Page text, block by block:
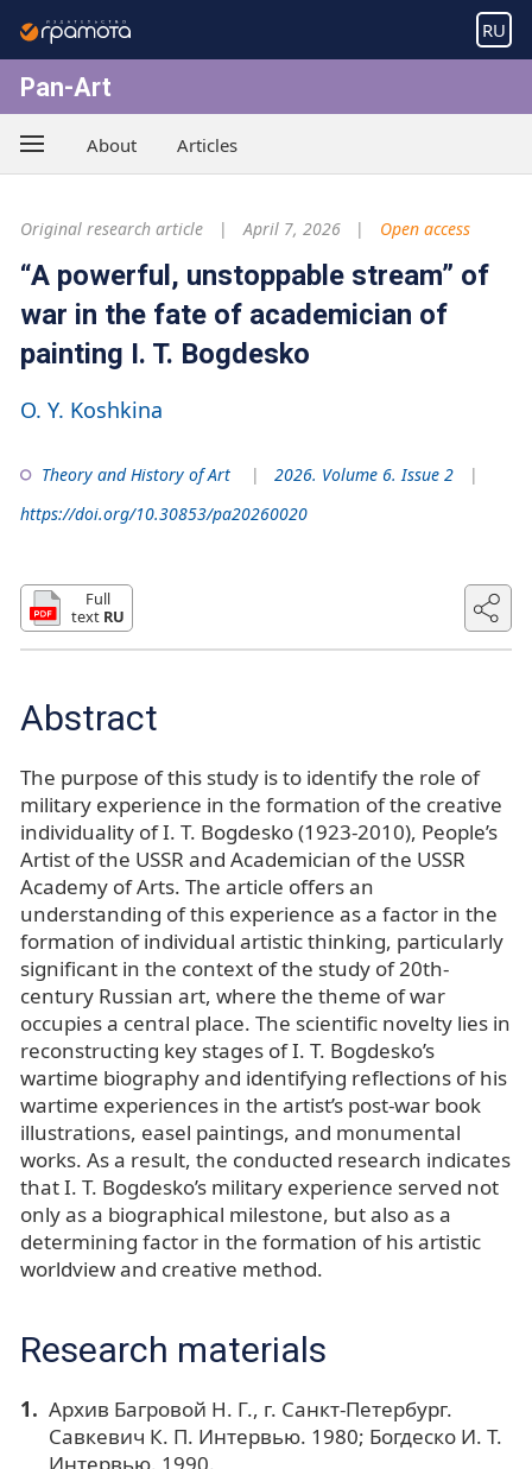
RU
Pan-Art
About Articles
Original research article April 7, 2026 Open access
“A powerful, unstoppable stream” of
war in the fate of academician of
painting I. T. Bogdesko
O. Y. Koshkina
Theory and History of Art
2026. Volume 6. Issue 2
https://doi.org/10.30853/pa20260020
Full
text RU
Abstract
The purpose of this study is to identify the role of
military experience in the formation of the creative
individuality of I. T. Bogdesko (1923-2010), People’s
Artist of the USSR and Academician of the USSR
Academy of Arts. The article offers an
understanding of this experience as a factor in the
formation of individual artistic thinking, particularly
significant in the context of the study of 20th-
century Russian art, where the theme of war
occupies a central place. The scientific novelty lies in
reconstructing key stages of I. T. Bogdesko’s
wartime biography and identifying reflections of his
wartime experiences in the artist’s post-war book
illustrations, easel paintings, and monumental
works. As a result, the conducted research indicates
that I. T. Bogdesko’s military experience served not
only as a biographical milestone, but also as a
determining factor in the formation of his artistic
worldview and creative method.
Research materials
Архив Багровой Н. Г., г. Санкт-Петербург.
Савкевич К. П. Интервью. 1980; Богдеско И. Т.